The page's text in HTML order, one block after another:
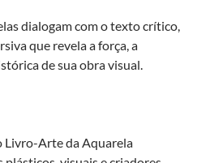
dialogam com o texto crítico,
que revela a força, a
de sua obra visual.
Livro-Arte da Aquarela